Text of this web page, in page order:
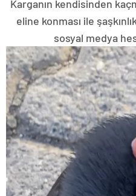
Karganın kendisinden
eline konması ile
sosyal medya